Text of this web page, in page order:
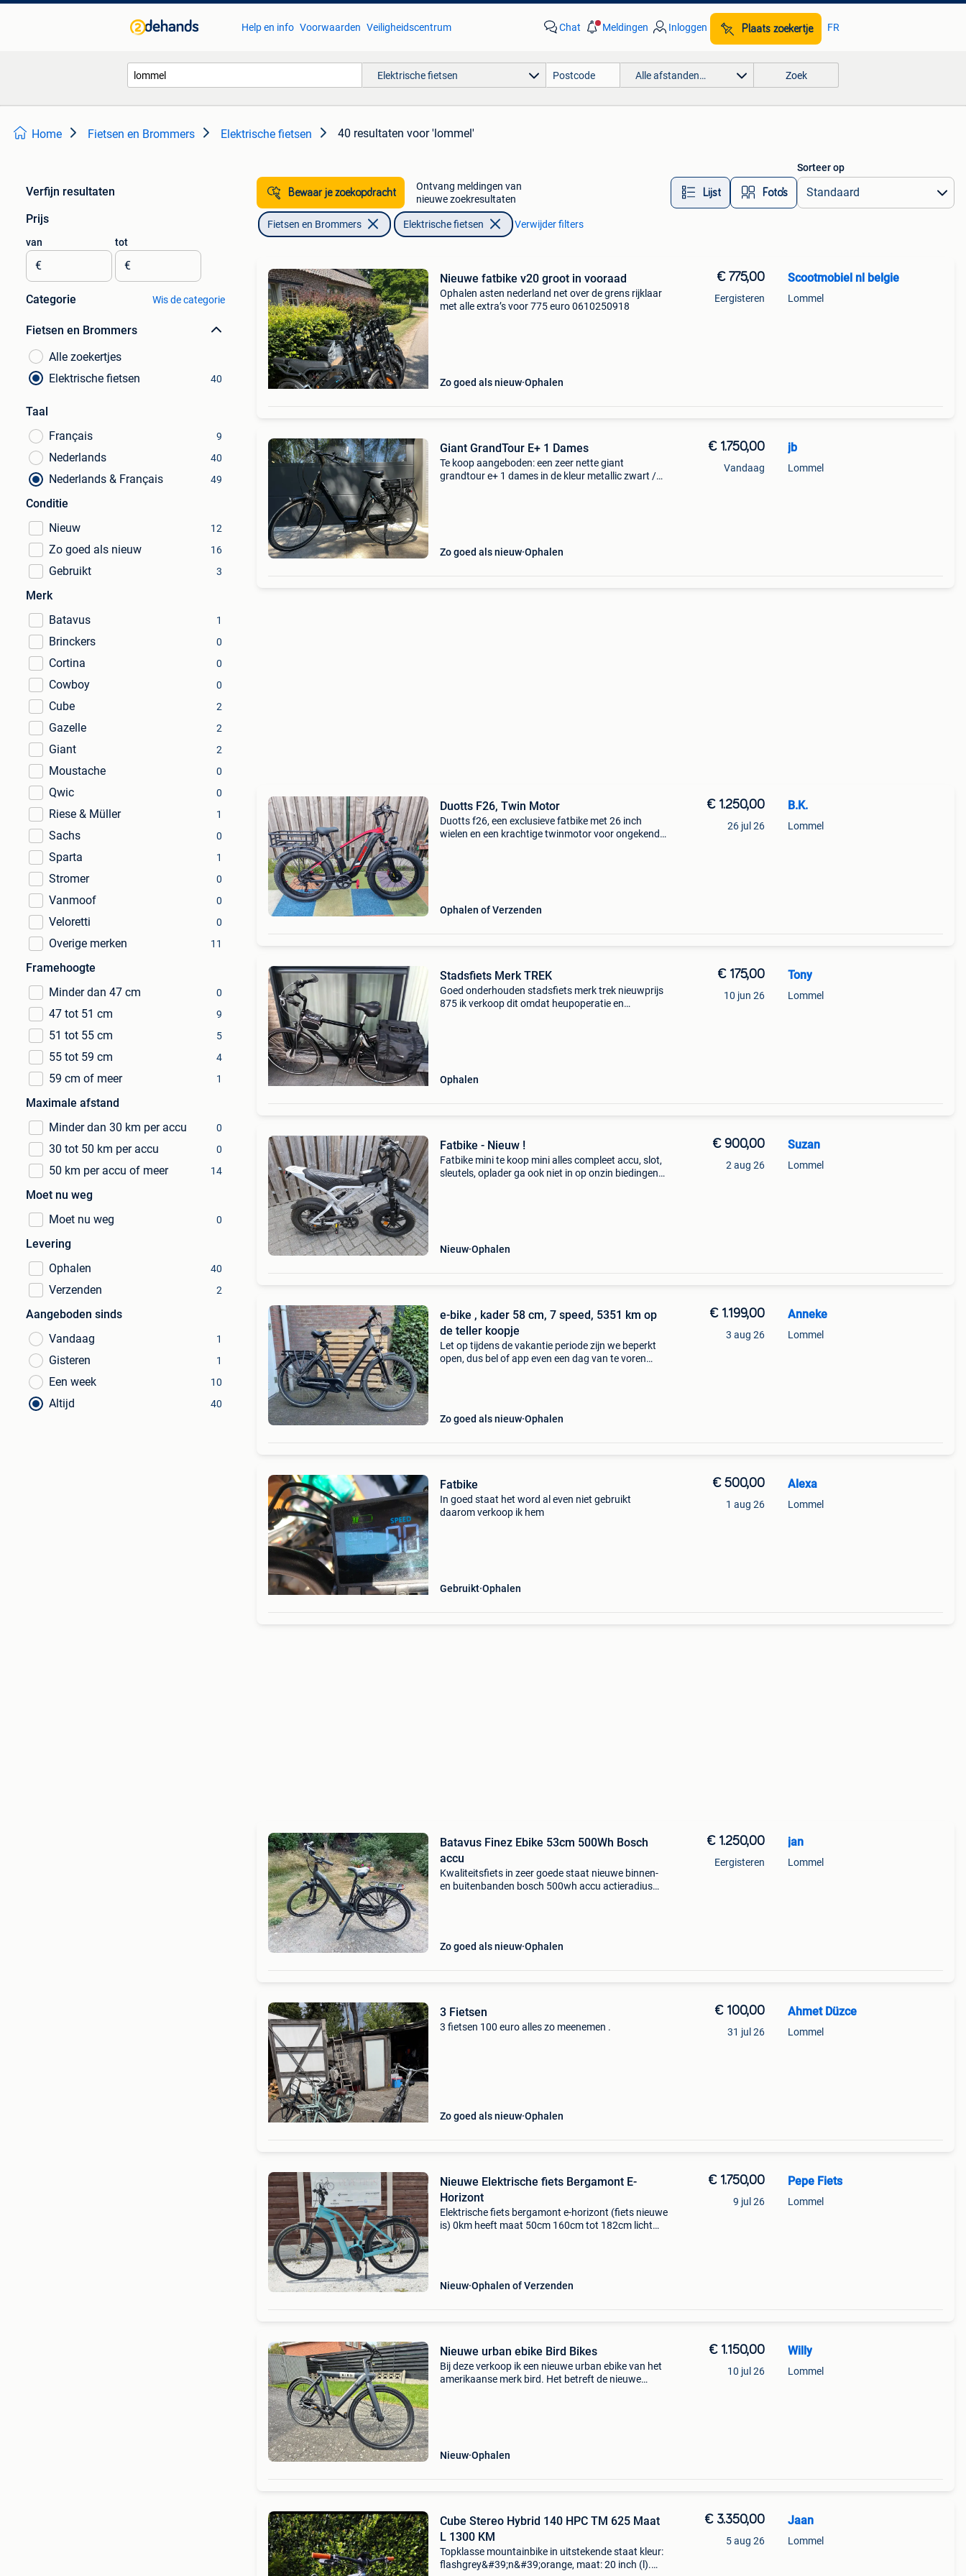
Help en info Voorwaarden Veiligheidscentrum Chat Meldingen Inloggen Plaats zoekertje FR
Elektrische fietsen Alle afstanden… Zoek
Home Fietsen en Brommers Elektrische fietsen 40 resultaten voor 'lommel'
Verfijn resultaten
Prijs
van
€
tot
€
Categorie Wis de categorie
Fietsen en Brommers
Alle zoekertjes
Elektrische fietsen
40
Taal
Français
9
Nederlands 40
Nederlands & Français 49
Conditie
Nieuw
12
Zo goed als nieuw 16
Gebruikt 3
Merk
Batavus
1
Brinckers 0
Cortina 0
Cowboy 0
Cube 2
Gazelle 2
Giant 2
Moustache 0
Qwic 0
Riese & Müller 1
Sachs 0
Sparta 1
Stromer 0
Vanmoof 0
Veloretti 0
Overige merken 11
Framehoogte
Minder dan 47 cm
0
47 tot 51 cm 9
51 tot 55 cm 5
55 tot 59 cm 4
59 cm of meer 1
Maximale afstand
Minder dan 30 km per accu
0
30 tot 50 km per accu 0
50 km per accu of meer 14
Moet nu weg
Moet nu weg
0
Levering
Ophalen
40
Verzenden 2
Aangeboden sinds
Vandaag
1
Gisteren 1
Een week 10
Altijd 40
Bewaar je zoekopdracht
Ontvang meldingen van
nieuwe zoekresultaten
Lijst Foto’s
Sorteer op
Fietsen en Brommers Elektrische fietsen Verwijder filters
Nieuwe fatbike v20 groot in vooraad
Ophalen asten nederland net over de grens rijklaar
met alle extra’s voor 775 euro 0610250918
Zo goed als nieuw Ophalen
€ 775,00
Eergisteren
Scootmobiel nl belgie
Lommel
Giant GrandTour E+ 1 Dames
Te koop aangeboden: een zeer nette giant
grandtour e+ 1 dames in de kleur metallic zwart /
Zo goed als nieuw Ophalen
€ 1.750,00
Vandaag
jb
Lommel
Duotts F26, Twin Motor
Duotts f26, een exclusieve fatbike met 26 inch
wielen en een krachtige twinmotor voor ongekende
Ophalen of Verzenden
€ 1.250,00
26 jul 26
B.K.
Lommel
Stadsfiets Merk TREK
Goed onderhouden stadsfiets merk trek nieuwprijs
875 ik verkoop dit omdat heupoperatie en
Ophalen
€ 175,00
10 jun 26
Tony
Lommel
Fatbike - Nieuw !
Fatbike mini te koop mini alles compleet accu, slot,
sleutels, oplader ga ook niet in op onzin biedingen
Nieuw Ophalen
€ 900,00
2 aug 26
Suzan
Lommel
e-bike , kader 58 cm, 7 speed, 5351 km op
de teller koopje
Let op tijdens de vakantie periode zijn we beperkt
open, dus bel of app even een dag van te voren
Zo goed als nieuw Ophalen
€ 1.199,00
3 aug 26
Anneke
Lommel
Fatbike
In goed staat het word al even niet gebruikt
daarom verkoop ik hem
Gebruikt Ophalen
€ 500,00
1 aug 26
Alexa
Lommel
Batavus Finez Ebike 53cm 500Wh Bosch
accu
Kwaliteitsfiets in zeer goede staat nieuwe binnen-
en buitenbanden bosch 500wh accu actieradius
Zo goed als nieuw Ophalen
€ 1.250,00
Eergisteren
jan
Lommel
3 Fietsen
3 fietsen 100 euro alles zo meenemen .
Zo goed als nieuw Ophalen
€ 100,00
31 jul 26
Ahmet Düzce
Lommel
Nieuwe Elektrische fiets Bergamont E-
Horizont
Elektrische fiets bergamont e-horizont (fiets nieuwe
is) 0km heeft maat 50cm 160cm tot 182cm licht
Nieuw Ophalen of Verzenden
€ 1.750,00
9 jul 26
Pepe Fiets
Lommel
Nieuwe urban ebike Bird Bikes
Bij deze verkoop ik een nieuwe urban ebike van het
amerikaanse merk bird. Het betreft de nieuwe
Nieuw Ophalen
€ 1.150,00
10 jul 26
Willy
Lommel
Cube Stereo Hybrid 140 HPC TM 625 Maat
L 1300 KM
Topklasse mountainbike in uitstekende staat kleur:
flashgrey&#39;n&#39;orange, maat: 20 inch (l).
€ 3.350,00
5 aug 26
Jaan
Lommel